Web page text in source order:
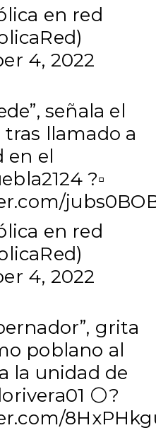
en red
4, 2022
señala el
llamado a
en el
?▫️
en red
4, 2022
grita
poblano al
la unidad de
⚪️?